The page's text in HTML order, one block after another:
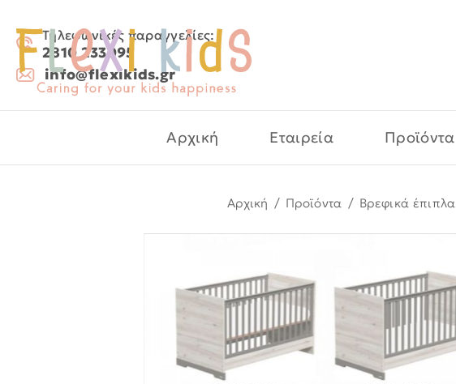
Τηλεφωνικές παραγγελίες:
2810 233095
info@flexikids.gr
Αρχική Εταιρεία Προϊόντα
Αρχική / Προϊόντα / Βρεφικά έπιπλα